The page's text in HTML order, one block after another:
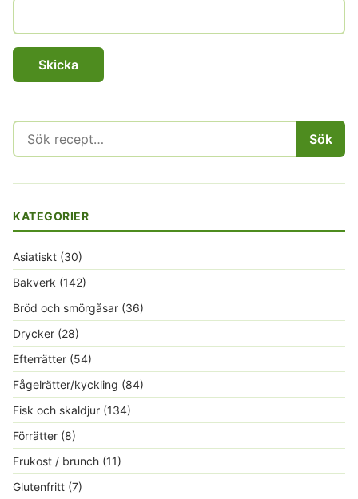
Sök
efter:
Sök
KATEGORIER
Asiatiskt (30)
Bakverk (142)
Bröd och smörgåsar (36)
Drycker (28)
Efterrätter (54)
Fågelrätter/kyckling (84)
Fisk och skaldjur (134)
Förrätter (8)
Frukost / brunch (11)
Glutenfritt (7)